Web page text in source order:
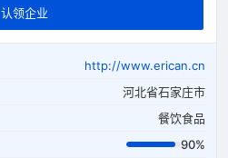
认领企业
http://www.erican.cn
河北省石家庄市
餐饮食品
90%